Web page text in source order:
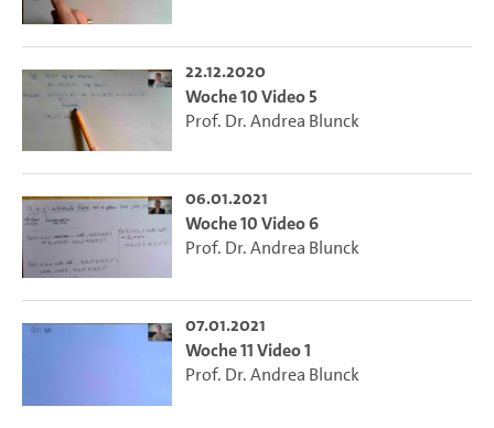
22.12.2020
Woche 10 Video 5
Prof. Dr. Andrea Blunck
06.01.2021
Woche 10 Video 6
Prof. Dr. Andrea Blunck
07.01.2021
Woche 11 Video 1
Prof. Dr. Andrea Blunck